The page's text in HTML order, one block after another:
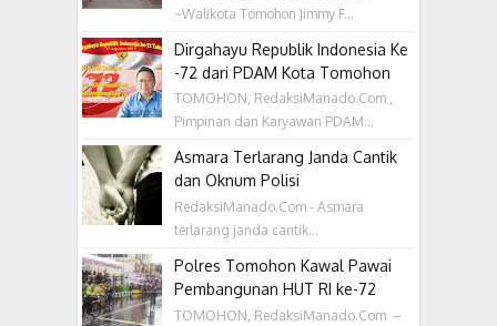
~Walikota Tomohon Jimmy F...
Dirgahayu Republik Indonesia Ke
-72 dari PDAM Kota Tomohon
TOMOHON, RedaksiManado.Com ,
Pimpinan dan Karyawan PDAM...
Asmara Terlarang Janda Cantik
dan Oknum Polisi
RedaksiManado.Com - Asmara
terlarang janda cantik...
Polres Tomohon Kawal Pawai
Pembangunan HUT RI ke-72
TOMOHON, RedaksiManado.Com –